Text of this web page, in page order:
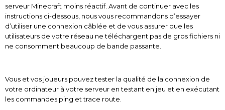
serveur Minecraft moins réactif. Avant de continuer avec les
instructions ci-dessous, nous vous recommandons d’essayer
d’utiliser une connexion câblée et de vous assurer que les
utilisateurs de votre réseau ne téléchargent pas de gros fichiers ni
ne consomment beaucoup de bande passante.
Vous et vos joueurs pouvez tester la qualité de la connexion de
votre ordinateur à votre serveur en testant en jeu et en exécutant
les commandes ping et trace route.